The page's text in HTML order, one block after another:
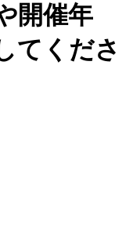
開催年
てくださ